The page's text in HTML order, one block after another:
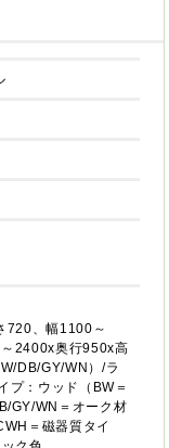
720、幅1100～
2400x奥行950x高
DB/GY/WN）/ラ
プ：ウッド（BW＝
GY/WN＝オーク材
＝磁器質タイ